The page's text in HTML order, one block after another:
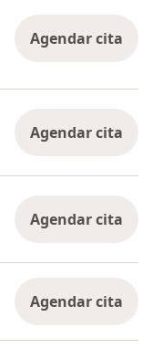
Agendar cita
Agendar cita
Agendar cita
Agendar cita